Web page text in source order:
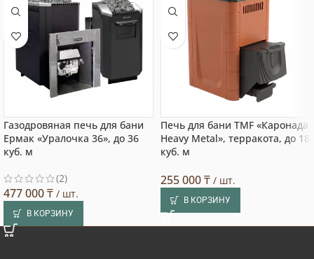
Газодровяная печь для бани
Ермак «Уралочка 36», до 36
куб. м
(2)
477 000₸ / шт.
В КОРЗИНУ
Печь для бани TMF «Каронада
Heavy Metal», терракота, до 18
куб. м
255 000₸ / шт.
В КОРЗИНУ